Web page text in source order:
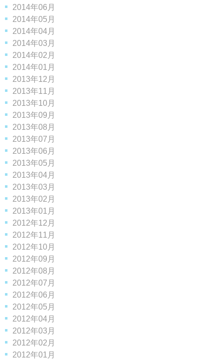
2014年06月
2014年05月
2014年04月
2014年03月
2014年02月
2014年01月
2013年12月
2013年11月
2013年10月
2013年09月
2013年08月
2013年07月
2013年06月
2013年05月
2013年04月
2013年03月
2013年02月
2013年01月
2012年12月
2012年11月
2012年10月
2012年09月
2012年08月
2012年07月
2012年06月
2012年05月
2012年04月
2012年03月
2012年02月
2012年01月